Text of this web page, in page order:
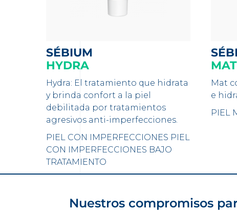
SÉBIUM
HYDRA
Hydra: El tratamiento que hidrata
y brinda confort a la piel
debilitada por tratamientos
agresivos anti-imperfecciones.
PIEL CON IMPERFECCIONES PIEL
CON IMPERFECCIONES BAJO
TRATAMIENTO
Mat
e
PIEL
Nuestros compromisos